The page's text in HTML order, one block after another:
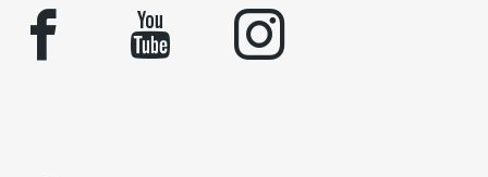
facebook youtube instagram